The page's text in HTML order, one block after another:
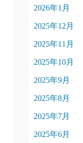
2026年1月
2025年12月
2025年11月
2025年10月
2025年9月
2025年8月
2025年7月
2025年6月